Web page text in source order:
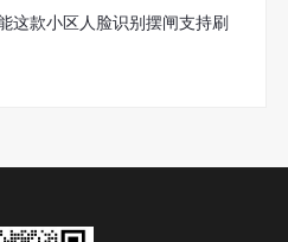
这款小区人脸识别摆闸支持刷